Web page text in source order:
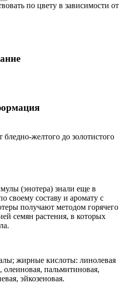
по цвету в зависимости от
бледно-желтого до золотистого
(энотера) знали еще в
своему составу и аромату с
получают методом горячего
семян растения, в которых
жирные кислоты: линолевая
пальмитиновая,
эйкозеновая.